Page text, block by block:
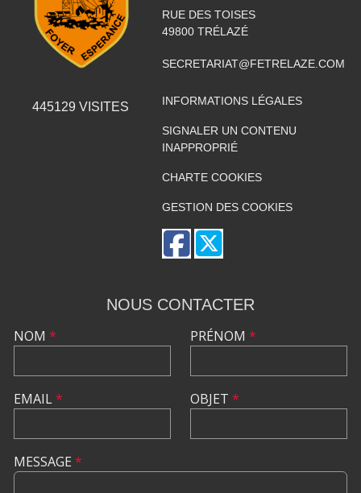
445129 VISITES
RUE DES TOISES
49800 TRÉLAZÉ
SECRETARIAT@FETRELAZE.COM
INFORMATIONS LÉGALES
SIGNALER UN CONTENU
INAPPROPRIÉ
CHARTE COOKIES
GESTION DES COOKIES
NOUS CONTACTER
NOM *
EMAIL*
PRÉNOM *
OBJET *
MESSAGE *